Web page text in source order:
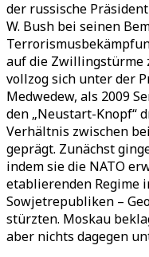
der russische
W. Bush bei seinen
auf die Zwillingstürme
vollzog sich unter der
Medwedew, als 2009
den „Neustart-Knopf“
Verhältnis zwischen
geprägt. Zunächst
indem sie die NATO
etablierenden Regime
Sowjetrepubliken –
stürzten. Moskau
aber nichts dagegen